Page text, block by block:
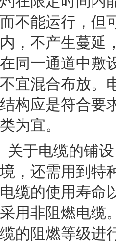
而不能运行，但
内，不产生蔓延
在同一通道中敷
不宜混合布放。
结构应是符合要
类为宜。
关于电缆的铺
境，还需用到特
电缆的使用寿命
采用非阻燃电缆
缆的阻燃等级进